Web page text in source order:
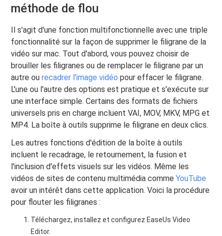
méthode de flou
Il s'agit d'une fonction multifonctionnelle avec une triple
fonctionnalité sur la façon de supprimer le filigrane de la
vidéo sur mac. Tout d'abord, vous pouvez choisir de
brouiller les filigranes ou de remplacer le filigrane par un
autre ourecadrer l'image vidéo pour effacer le filigrane.
L'une ou l'autre des options est pratique et s'exécute sur
une interface simple. Certains des formats de fichiers
universels pris en charge incluent VAI, MOV, MKV, MPG et
MP4. La boîte à outils supprime le filigrane en deux clics.
Les autres fonctions d'édition de la boîte à outils
incluent le recadrage, le retournement, la fusion et
l'inclusion d'effets visuels sur les vidéos. Même les
vidéos de sites de contenu multimédia commeYouTube
avoir un intérêt dans cette application. Voici la procédure
pour flouter les filigranes :
Téléchargez, installez et configurez EaseUs Video
Editor.